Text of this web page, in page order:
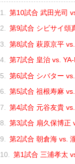
第10試合 武田光司
第9試合 シビサイ頌
第8試合 萩原京平
第7試合 皇治 vs.
第6試合 シバター
第5試合 祖根寿麻
第4試合 元谷友貴
第3試合 扇久保博正
第2試合 朝倉海 vs.
第1試合 三浦孝太